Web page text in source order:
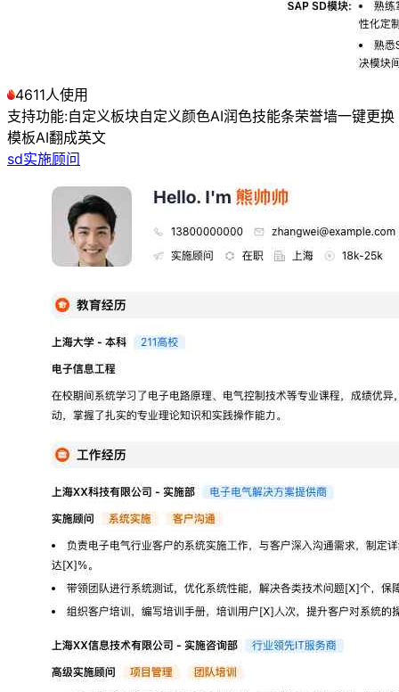
4611人使用
支持功能:自定义板块自定义颜色AI润色技能条荣誉墙一键更换
模板AI翻成英文
sd实施顾问